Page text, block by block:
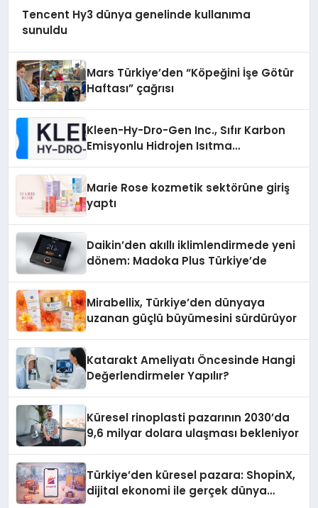
Tencent Hy3 dünya genelinde kullanıma
sunuldu
Mars Türkiye’den “Köpeğini İşe Götür
Haftası” çağrısı
Kleen-Hy-Dro-Gen Inc., Sıfır Karbon
Emisyonlu Hidrojen Isıtma
Marie Rose kozmetik sektörüne giriş
yaptı
Daikin’den akıllı iklimlendirmede yeni
dönem: Madoka Plus Türkiye’de
Mirabellix, Türkiye’den dünyaya
uzanan güçlü büyümesini sürdürüyor
Katarakt Ameliyatı Öncesinde Hangi
Değerlendirmeler Yapılır?
Küresel rinoplasti pazarının 2030’da
9,6 milyar dolara ulaşması bekleniyor
Türkiye’den küresel pazara: ShopinX,
dijital ekonomi ile gerçek dünya